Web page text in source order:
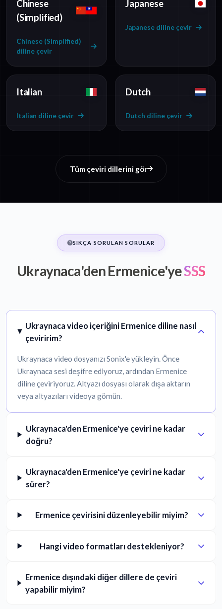
Chinese
(Simplified)
Chinese (Simplified)
diline çevir
Japanese
Japanese diline çevir
Italian
Italian diline çevir
Dutch
Dutch diline çevir
Tüm çeviri dillerini gör
SIKÇA SORULAN SORULAR
Ukraynaca'den Ermenice'yeSSS
Ukraynaca video içeriğini Ermenice diline nasıl
çeviririm?
Ukraynaca video dosyanızı Sonix'e yükleyin. Önce
Ukraynaca sesi deşifre ediyoruz, ardından Ermenice
diline çeviriyoruz. Altyazı dosyası olarak dışa aktarın
veya altyazıları videoya gömün.
Ukraynaca'den Ermenice'ye çeviri ne kadar
doğru?
Ukraynaca'den Ermenice'ye çeviri ne kadar
sürer?
Ermenice çevirisini düzenleyebilir miyim?
Hangi video formatları destekleniyor?
Ermenice dışındaki diğer dillere de çeviri
yapabilir miyim?